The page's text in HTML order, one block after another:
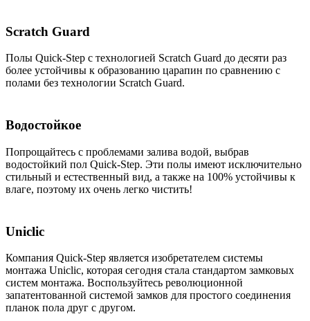
Scratch Guard
Полы Quick-Step с технологией Scratch Guard до десяти раз
более устойчивы к образованию царапин по сравнению с
полами без технологии Scratch Guard.
Водостойкое
Попрощайтесь с проблемами залива водой, выбрав
водостойкий пол Quick-Step. Эти полы имеют исключительно
стильный и естественный вид, а также на 100% устойчивы к
влаге, поэтому их очень легко чистить!
Uniclic
Компания Quick-Step является изобретателем системы
монтажа Uniclic, которая сегодня стала стандартом замковых
систем монтажа. Воспользуйтесь революционной
запатентованной системой замков для простого соединения
планок пола друг с другом.